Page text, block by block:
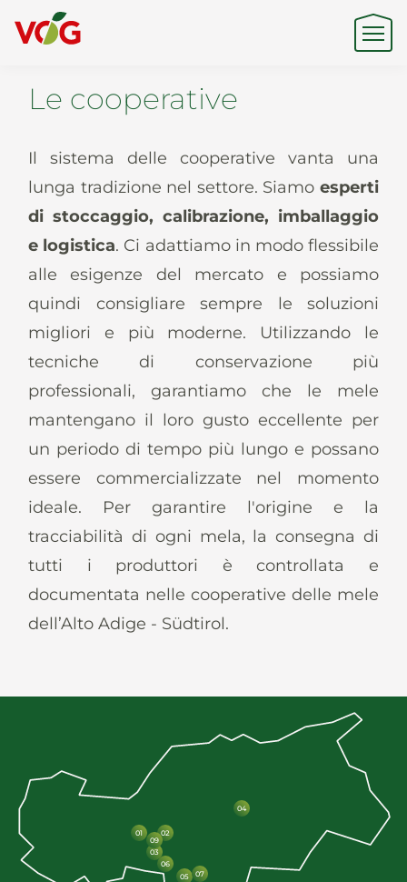
Origine
Expertise
Sostenibilità
Prodotti e Marchi
News
It De En Es
Le cooperative
Il sistema delle cooperative vanta una
lunga tradizione nel settore. Siamo esperti
di stoccaggio, calibrazione, imballaggio
e logistica. Ci adattiamo in modo flessibile
alle esigenze del mercato e possiamo
quindi consigliare sempre le soluzioni
migliori e più moderne. Utilizzando le
tecniche di conservazione più
professionali, garantiamo che le mele
mantengano il loro gusto eccellente per
un periodo di tempo più lungo e possano
essere commercializzate nel momento
ideale. Per garantire l'origine e la
tracciabilità di ogni mela, la consegna di
tutti i produttori è controllata e
documentata nelle cooperative delle mele
dell’Alto Adige - Südtirol.
01 02
03
04
05
06
07
09